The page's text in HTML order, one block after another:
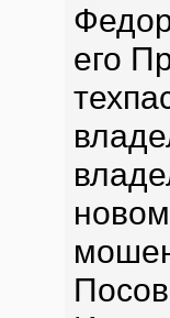
его